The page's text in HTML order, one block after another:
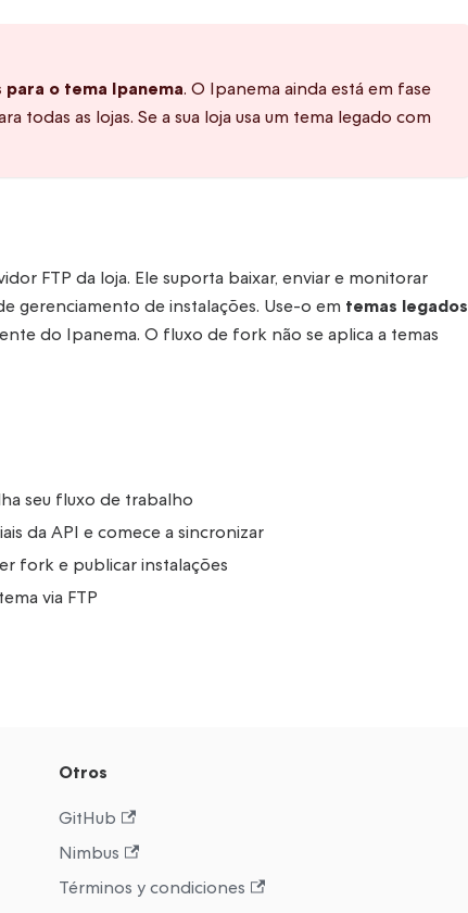
para o tema Ipanema. O Ipanema ainda está em fase
todas as lojas. Se a sua loja usa um tema legado com
FTP da loja. Ele suporta baixar, enviar e monitorar
gerenciamento de instalações. Use-o em temas legados
do Ipanema. O fluxo de fork não se aplica a temas
seu fluxo de trabalho
da API e comece a sincronizar
fork e publicar instalações
via FTP
Otros
GitHub
Nimbus
Términos y condiciones